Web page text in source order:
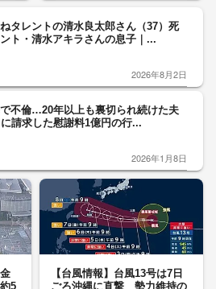
タレントの清水良太郎さん（37）死
ト・清水アキラさんの息子｜...
2026年8月2日
不倫…20年以上も裏切られ続けた夫
請求した慰謝料1億円の行...
2026年1月8日
5
【台風情報】台風13号は7日
ごろ沖縄に直撃 勢力維持の